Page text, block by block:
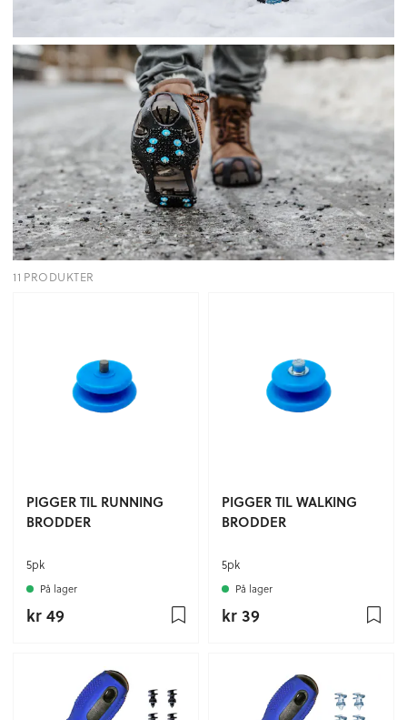
11 PRODUKTER
PIGGER TIL RUNNING
BRODDER
5pk
På lager
kr 49
PIGGER TIL WALKING
BRODDER
5pk
På lager
kr 39